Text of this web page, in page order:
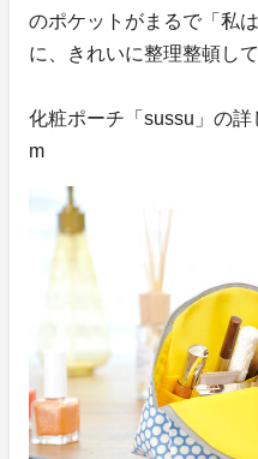
のポケットがまるで「私
に、きれいに整理整頓して
化粧ポーチ「sussu」の
m